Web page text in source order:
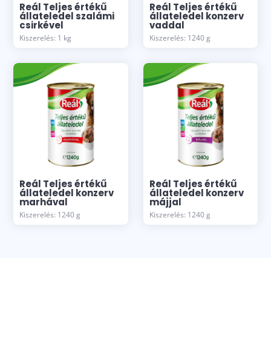
Reál Teljes értékű
állateledel szalámi
csirkével
Kiszerelés: 1 kg
Reál Teljes értékű
állateledel konzerv
vaddal
Kiszerelés: 1240 g
Reál Teljes értékű
állateledel konzerv
marhával
Kiszerelés: 1240 g
Reál Teljes értékű
állateledel konzerv
májjal
Kiszerelés: 1240 g